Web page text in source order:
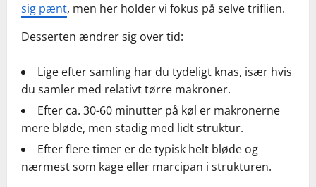
sig pænt, men her holder vi fokus på selve triflien.
Desserten ændrer sig over tid:
Lige efter samling har du tydeligt knas, især hvis
du samler med relativt tørre makroner.
Efter ca. 30-60 minutter på køl er makronerne
mere bløde, men stadig med lidt struktur.
Efter flere timer er de typisk helt bløde og
nærmest som kage eller marcipan i strukturen.